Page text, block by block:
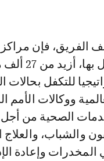
الفريق، فإن
للتكفل بحالات
الصحية من
والشباب، والعلاج
المخدرات وإعادة